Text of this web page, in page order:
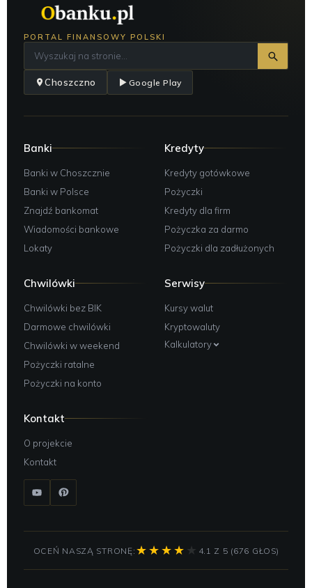
PORTAL FINANSOWY POLSKI
Choszczno Google Play
Banki
Banki w Choszcznie
Banki w Polsce
Znajdź bankomat
Wiadomości bankowe
Lokaty
Kredyty
Kredyty gotówkowe
Pożyczki
Kredyty dla firm
Pożyczka za darmo
Pożyczki dla zadłużonych
Chwilówki
Chwilówki bez BIK
Darmowe chwilówki
Chwilówki w weekend
Pożyczki ratalne
Pożyczki na konto
Serwisy
Kursy walut
Kryptowaluty
Kalkulatory
Kontakt
O projekcie
Kontakt
OCEŃ NASZĄ STRONĘ: 4.1 Z 5 (676 GŁOS)